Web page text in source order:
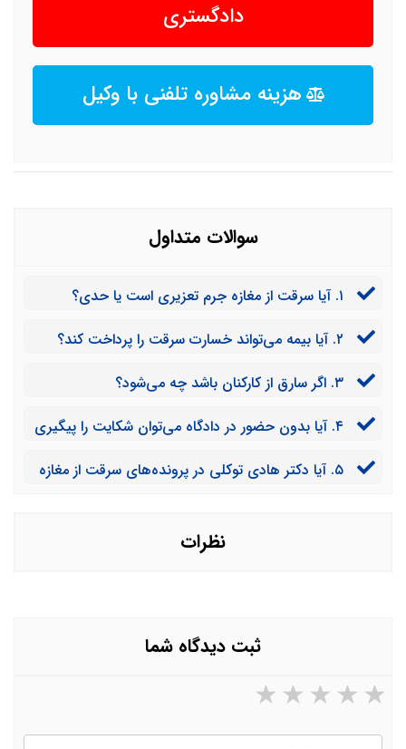
دادگستری
هزینه مشاوره تلفنی با وکیل
سوالات متداول
۳. اگر سارق از کارکنان باشد چه می‌شود؟
۴. آیا بدون حضور در دادگاه می‌توان شکایت را پیگیری
۵. آیا دکتر هادی توکلی در پرونده‌های سرقت از مغازه
نظرات
ثبت دیدگاه شما
۵ ستاره از ۵ ۴ ستاره از ۵ ۳ ستاره از ۵ ۲ ستاره از ۵
نام